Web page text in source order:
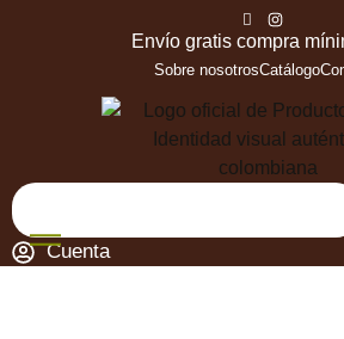
Envío gratis compra
Sobre nosotrosCatálogo
Cuenta